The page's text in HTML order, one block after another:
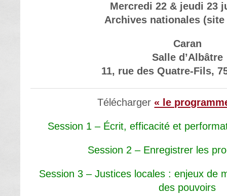
Mercredi 22 & jeudi 23
Archives nationales (site
Caran
Salle d’Albâtre
11, rue des Quatre-Fils,
Télécharger « le
Session 1 – Écrit, efficacité et
Session 2 – Enregistrer les
Session 3 – Justices locales : enjeux de
des pouvoirs